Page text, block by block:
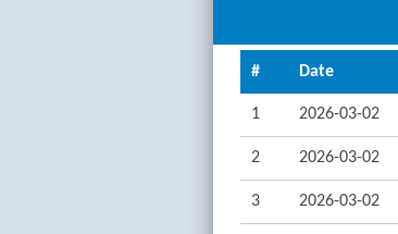
# Date
1 2026-03-02
2 2026-03-02
3 2026-03-02